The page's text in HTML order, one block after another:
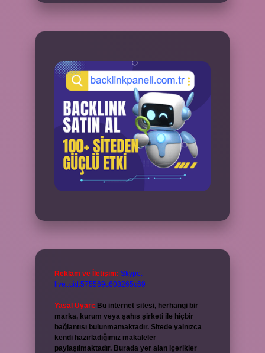
Reklam ve İletişim: Skype:
live:.cid.575569c608265c69
Yasal Uyarı: Bu internet sitesi, herhangi bir
marka, kurum veya şahıs şirketi ile hiçbir
bağlantısı bulunmamaktadır. Sitede yalnızca
kendi hazırladığımız makaleler
paylaşılmaktadır. Burada yer alan içerikler